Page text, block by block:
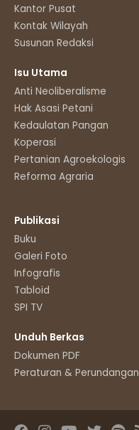
Kantor Pusat
Kontak Wilayah
Susunan Redaksi
Isu Utama
Anti Neoliberalisme
Hak Asasi Petani
Kedaulatan Pangan
Koperasi
Pertanian Agroekologis
Reforma Agraria
Publikasi
Buku
Galeri Foto
Infografis
Tabloid
SPI TV
Unduh Berkas
Dokumen PDF
Peraturan & Perundangan